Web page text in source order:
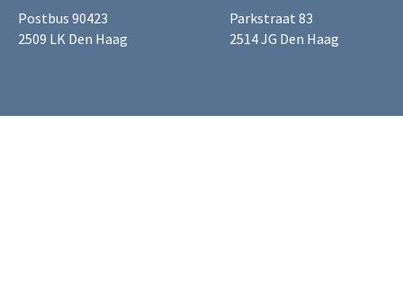
Postbus 90423
2509 LK Den Haag
Parkstraat 83
2514 JG Den Haag